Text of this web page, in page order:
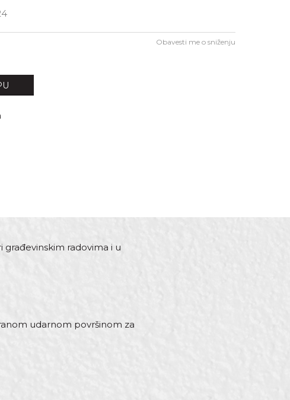
Obavesti me o sniženju
radovima i u
udarnom površinom za